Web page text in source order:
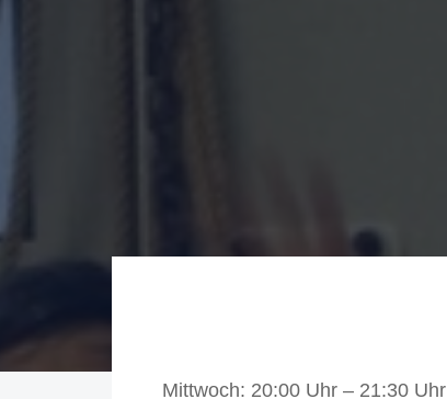
Mittwoch: 20:00 Uhr – 21:30 Uhr